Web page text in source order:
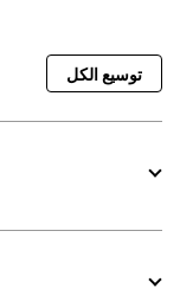
توسيع الكل